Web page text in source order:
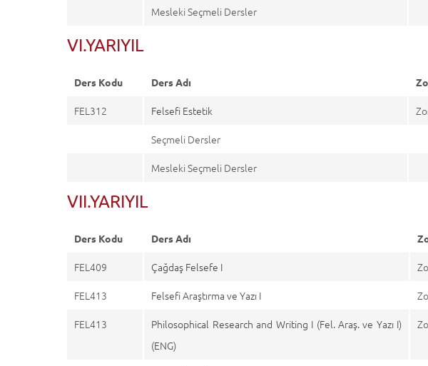
Mesleki Seçmeli Dersler
VI.YARIYIL
Ders Kodu Ders Adı
FEL312 Felsefi Estetik
Seçmeli Dersler
Mesleki Seçmeli Dersler
VII.YARIYIL
Ders Kodu Ders Adı
FEL409 Çağdaş Felsefe I
FEL413
Felsefi Araştırma ve Yazı I
FEL413
Philosophical Research and Writing I (Fel. Araş. ve Yazı I)
(ENG)